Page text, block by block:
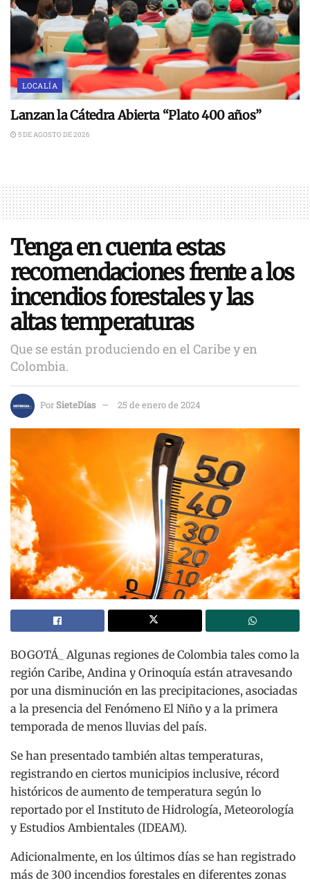
LOCALÍA
Lanzan la Cátedra Abierta “Plato 400 años”
5 DE AGOSTO DE 2026
Tenga en cuenta estas
recomendaciones frente a los
incendios forestales y las
altas temperaturas
Que se están produciendo en el Caribe y en
Colombia.
PorSieteDías 25 de enero de 2024
BOGOTÁ_ Algunas regiones de Colombia tales como la
región Caribe, Andina y Orinoquía están atravesando
por una disminución en las precipitaciones, asociadas
a la presencia del Fenómeno El Niño y a la primera
temporada de menos lluvias del país.
Se han presentado también altas temperaturas,
registrando en ciertos municipios inclusive, récord
históricos de aumento de temperatura según lo
reportado por el Instituto de Hidrología, Meteorología
y Estudios Ambientales (IDEAM).
Adicionalmente, en los últimos días se han registrado
más de 300 incendios forestales en diferentes zonas